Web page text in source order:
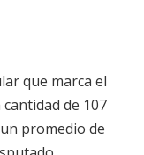
que marca el
de 107
promedio de